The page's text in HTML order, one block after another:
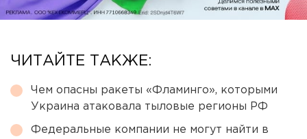
ЧИТАЙТЕ ТАКЖЕ:
Чем опасны ракеты «Фламинго», которыми
Украина атаковала тыловые регионы РФ
Федеральные компании не могут найти в